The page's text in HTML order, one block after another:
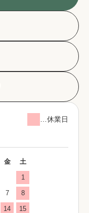
…休業日
金 土
1
7 8
14 15